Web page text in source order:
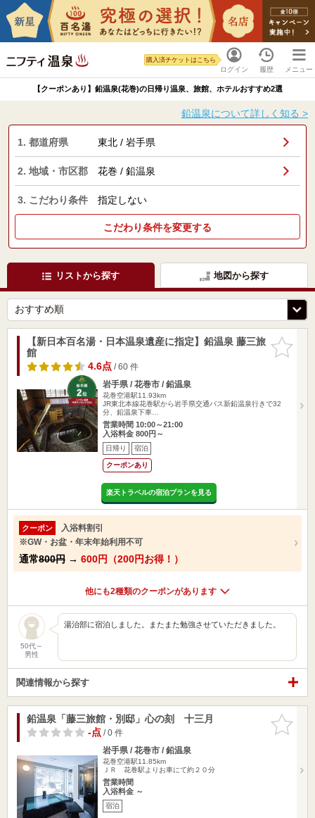
ログイン
購入済チケットはこちら
履歴 メニュー
【クーポンあり】鉛温泉(花巻)の日帰り温泉、旅館、ホテルおすすめ2選
鉛温泉について詳しく知る >
1. 都道府県 東北 / 岩手県
2. 地域・市区郡 花巻 / 鉛温泉
3. こだわり条件 指定しない
こだわり条件を変更する
リストから探す 地図から探す
お気に入
りに追加
【新日本百名湯・日本温泉遺産に指定】鉛温泉 藤三旅
館
4.6点/ 60 件
岩手県 / 花巻市 / 鉛温泉
花巻空港駅11.93km
JR東北本線花巻駅から岩手県交通バス新鉛温泉行きで32
分、鉛温泉下車…
営業時間 10:00～21:00
入浴料金 800円～
日帰り 宿泊
クーポンあり
楽天トラベルの宿泊プランを見る
クーポン
入浴料割引
※GW・お盆・年末年始利用不可
通常800円 → 600円（200円お得！）
他にも2種類のクーポンがあります
50代～
男性
湯治部に宿泊しました。またまた勉強させていただきました。
関連情報から探す
お気に入
りに追加
鉛温泉「藤三旅館・別邸」心の刻 十三月
-点/ 0 件
岩手県 / 花巻市 / 鉛温泉
花巻空港駅11.85km
ＪＲ 花巻駅よりお車にて約２０分
営業時間
入浴料金 ～
宿泊